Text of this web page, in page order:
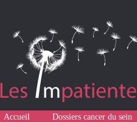
Accueil Dossiers cancer du sein